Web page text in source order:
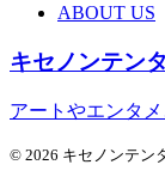
ABOUT US
キセノンテン
アートやエンタ
© 2026 キセノンテン